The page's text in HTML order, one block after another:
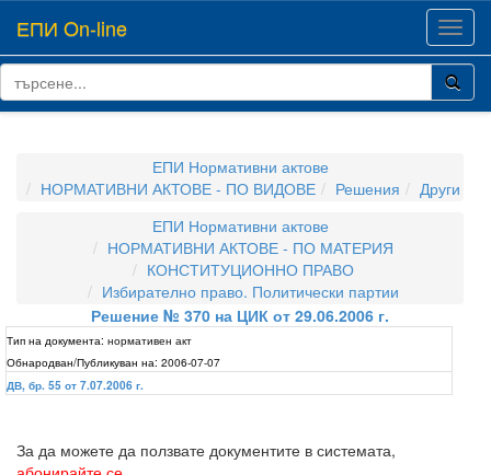
ЕПИ On-line
ЕПИ Нормативни актове
НОРМАТИВНИ АКТОВЕ - ПО ВИДОВЕ
Решения
Други
ЕПИ Нормативни актове
НОРМАТИВНИ АКТОВЕ - ПО МАТЕРИЯ
КОНСТИТУЦИОННО ПРАВО
Избирателно право. Политически партии
Решение № 370 на ЦИК от 29.06.2006 г.
Тип на документа: нормативен акт
Обнародван/Публикуван на: 2006-07-07
ДВ, бр. 55 от 7.07.2006 г.
За да можете да ползвате документите в системата,